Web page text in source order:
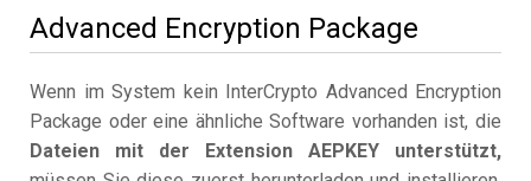
Advanced Encryption Package
Wenn im System kein InterCrypto Advanced Encryption
Package oder eine ähnliche Software vorhanden ist, die
Dateien mit der Extension AEPKEY unterstützt,